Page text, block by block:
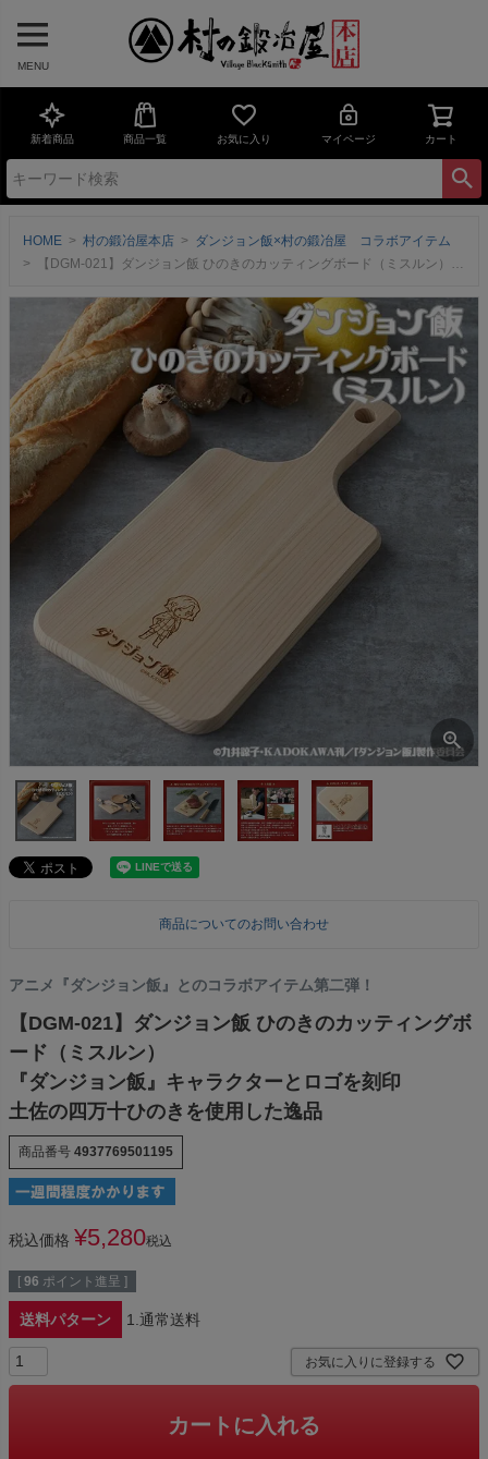
MENU
新着商品 商品一覧 お気に入り マイページ カート
HOME 村の鍛冶屋本店
ダンジョン飯×村の鍛冶屋 コラボアイテム
【DGM-021】ダンジョン飯 ひのきのカッティングボード（ミスルン）『ダンジョン飯』キャラクターとロゴを刻印土佐の四万十ひのきを使用した逸品
商品についてのお問い合わせ
アニメ『ダンジョン飯』とのコラボアイテム第二弾！
【DGM-021】ダンジョン飯 ひのきのカッティングボ
ード（ミスルン）
『ダンジョン飯』キャラクターとロゴを刻印
土佐の四万十ひのきを使用した逸品
商品番号 4937769501195
税込価格 ¥5,280税込
[ 96 ポイント進呈 ]
送料パターン 1.通常送料
お気に入りに登録する
カートに入れる